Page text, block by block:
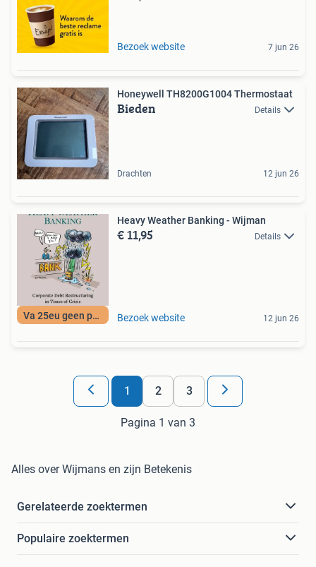
Bezoek website 7 jun 26
Honeywell TH8200G1004 Thermostaat
Bieden Details
Drachten 12 jun 26
Va 25eu geen porto
Heavy Weather Banking - Wijman
€ 11,95 Details
Bezoek website 12 jun 26
1 2 3
Pagina 1 van 3
Alles over Wijmans en zijn Betekenis
Gerelateerde zoektermen
Populaire zoektermen